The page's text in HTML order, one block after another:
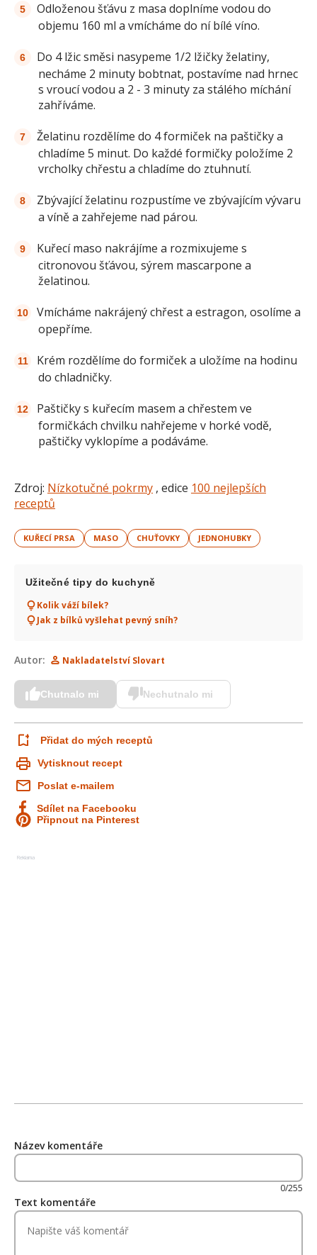
Odloženou šťávu z masa doplníme vodou do
objemu 160 ml a vmícháme do ní bílé víno.
Do 4 lžic směsi nasypeme 1/2 lžičky želatiny,
necháme 2 minuty bobtnat, postavíme nad hrnec
s vroucí vodou a 2 - 3 minuty za stálého míchání
zahříváme.
Želatinu rozdělíme do 4 formiček na paštičky a
chladíme 5 minut. Do každé formičky položíme 2
vrcholky chřestu a chladíme do ztuhnutí.
Zbývající želatinu rozpustíme ve zbývajícím vývaru
a víně a zahřejeme nad párou.
Kuřecí maso nakrájíme a rozmixujeme s
citronovou šťávou, sýrem mascarpone a
želatinou.
Vmícháme nakrájený chřest a estragon, osolíme a
opepříme.
Krém rozdělíme do formiček a uložíme na hodinu
do chladničky.
Paštičky s kuřecím masem a chřestem ve
formičkách chvilku nahřejeme v horké vodě,
paštičky vyklopíme a podáváme.
Zdroj: Nízkotučné pokrmy , edice 100 nejlepších
receptů
KUŘECÍ PRSA MASO CHUŤOVKY JEDNOHUBKY
Užitečné tipy do kuchyně
Kolik váží bílek?
Jak z bílků vyšlehat pevný sníh?
Autor: Nakladatelství Slovart
Chutnalo mi Nechutnalo mi
Přidat do mých receptů
Vytisknout recept
Poslat e-mailem
Sdílet na Facebooku
Připnout na Pinterest
Reklama
Název komentáře
0/255
Text komentáře